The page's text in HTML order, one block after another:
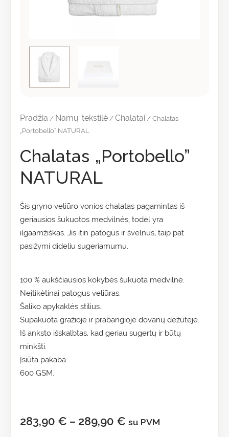
Pradžia / Namų tekstilė /Chalatai / Chalatas
„Portobello” NATURAL
Chalatas „Portobello”
NATURAL
Šis gryno veliūro vonios chalatas pagamintas iš
geriausios šukuotos medvilnės, todėl yra
ilgaamžiškas. Jis itin patogus ir švelnus, taip pat
pasižymi dideliu sugeriamumu.
100 % aukščiausios kokybės šukuota medvilnė.
Neįtikėtinai patogus veliūras.
Šaliko apykaklės stilius.
Supakuota gražioje ir prabangioje dovanų dėžutėje.
Iš anksto išskalbtas, kad geriau sugertų ir būtų
minkšti.
Įsiūta pakaba.
600 GSM.
283,90 € – 289,90 € su PVM